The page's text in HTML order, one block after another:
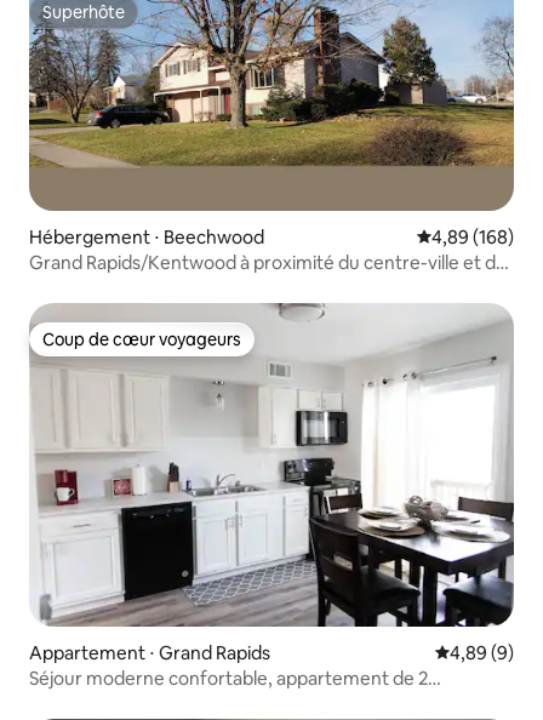
Superhôte
Superhôte
Hébergement ⋅ Beechwood Évaluation
4,89 (168)
Grand Rapids/Kentwood à proximité du centre-ville et de
Coup de cœur voyageurs
Coup de cœur voyageurs
Appartement ⋅ Grand Rapids Évaluation
4,89 (9)
Séjour moderne confortable, appartement de 2